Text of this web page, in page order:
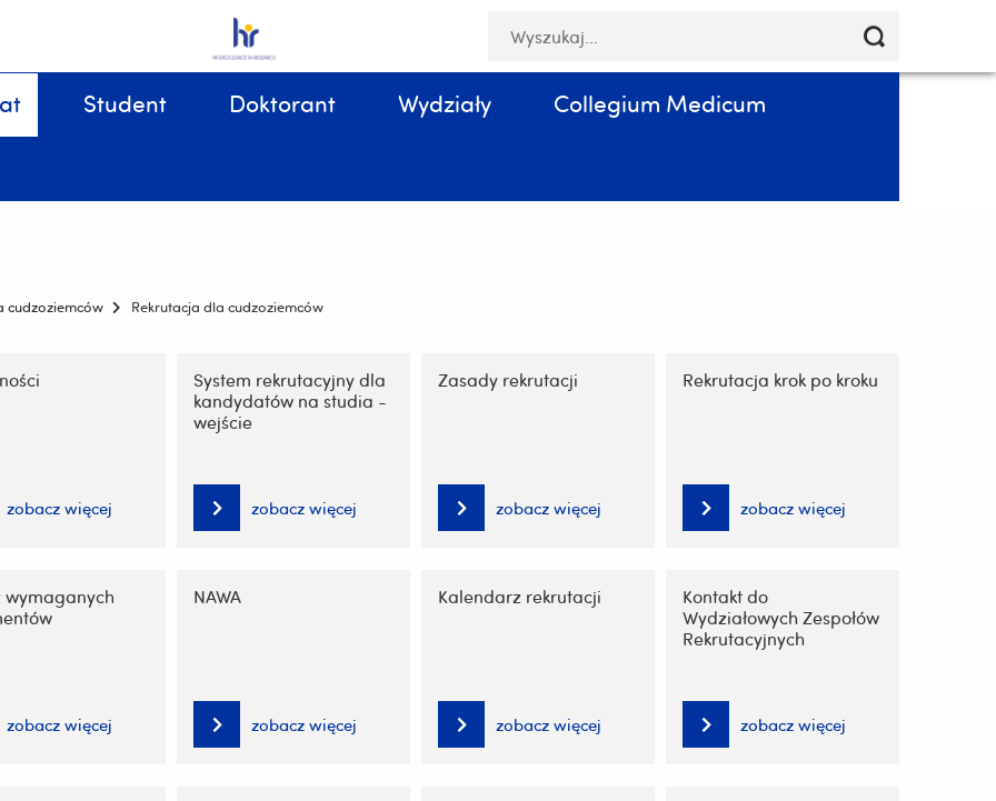
nawigację
do
kluczowe
Student Doktorant Wydziały Collegium Medicum
cudzoziemców Rekrutacja dla cudzoziemców
zobacz więcej
System rekrutacyjny dla
kandydatów na studia -
wejście
zobacz więcej
Zasady rekrutacji
zobacz więcej
Rekrutacja krok po kroku
zobacz więcej
wymaganych
zobacz więcej
NAWA
zobacz więcej
Kalendarz rekrutacji
zobacz więcej
Kontakt do
Wydziałowych Zespołów
Rekrutacyjnych
zobacz więcej